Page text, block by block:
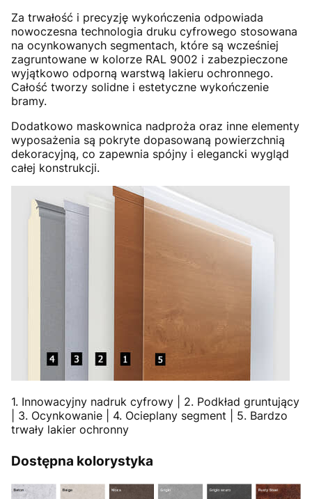
Za trwałość i precyzję wykończenia odpowiada
nowoczesna technologia druku cyfrowego stosowana
na ocynkowanych segmentach, które są wcześniej
zagruntowane w kolorze RAL 9002 i zabezpieczone
wyjątkowo odporną warstwą lakieru ochronnego.
Całość tworzy solidne i estetyczne wykończenie
bramy.
Dodatkowo maskownica nadproża oraz inne elementy
wyposażenia są pokryte dopasowaną powierzchnią
dekoracyjną, co zapewnia spójny i elegancki wygląd
całej konstrukcji.
1. Innowacyjny nadruk cyfrowy | 2. Podkład gruntujący
| 3. Ocynkowanie | 4. Ocieplany segment | 5. Bardzo
trwały lakier ochronny
Dostępna kolorystyka